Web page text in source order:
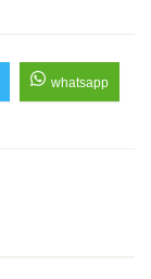
whatsapp